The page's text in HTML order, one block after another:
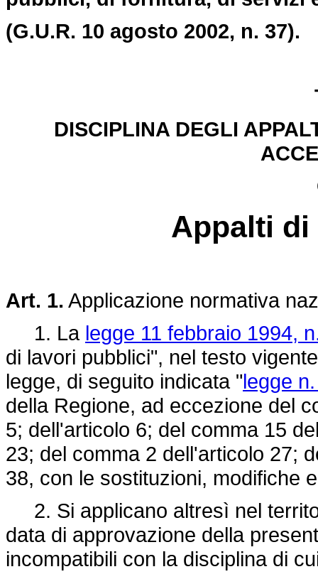
(G.U.R. 10 agosto 2002, n. 37).
DISCIPLINA DEGLI
Appalti
Art. 1. Applicazione normativa
1. La legge 11 febbraio 1994,
di lavori pubblici", nel testo
legge, di seguito indicata "legge
della Regione, ad eccezione del
5; dell'articolo 6; del comma 15
23; del comma 2 dell'articolo 27;
38, con le sostituzioni, modifiche
2. Si applicano altresì nel
data di approvazione della
incompatibili con la disciplina di